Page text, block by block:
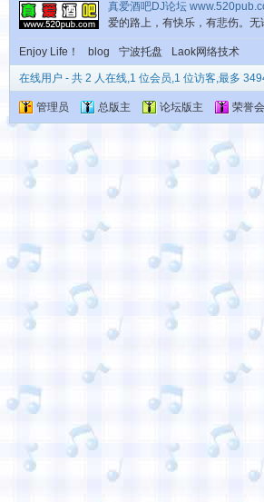
真爱酒吧DJ论坛
爱的路上，有快乐，有悲伤。
Enjoy Life！ blog 宁波托盘 Laok网络技术
在线用户 - 共 2 人在线,1 位会员,1 位访客,最多
管理员 总版主 论坛版主 荣誉